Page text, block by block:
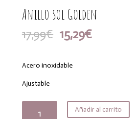
Anillo sol Golden
17,99€ El
precio
era:
15,29€El
Acero inoxidable
Ajustable
Añadir al carrito